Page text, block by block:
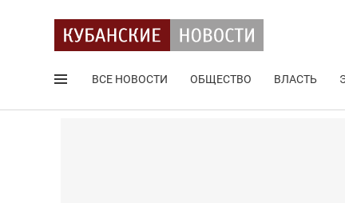
ВСЕ НОВОСТИ ОБЩЕСТВО ВЛАСТЬ